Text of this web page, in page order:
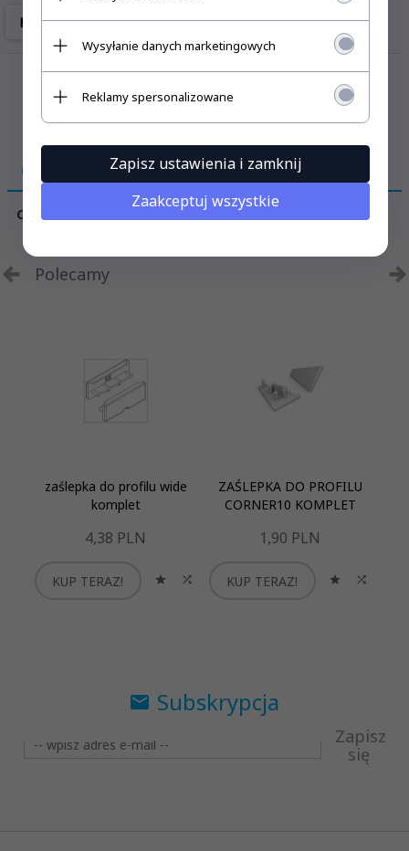
OPIS PRODUKTU
CENA OBEJMUJE 1 SZT. ZAŚLEPKI
Polecamy
zaślepka do profilu wide
komplet
4,38 PLN
KUP TERAZ!
ZAŚLEPKA DO PROFILU
CORNER10 KOMPLET
1,90 PLN
KUP TERAZ!
Subskrypcja
Zapisz
się
Wysyłanie danych marketingowych
Reklamy spersonalizowane
Zapisz ustawienia i zamknij
Zaakceptuj wszystkie